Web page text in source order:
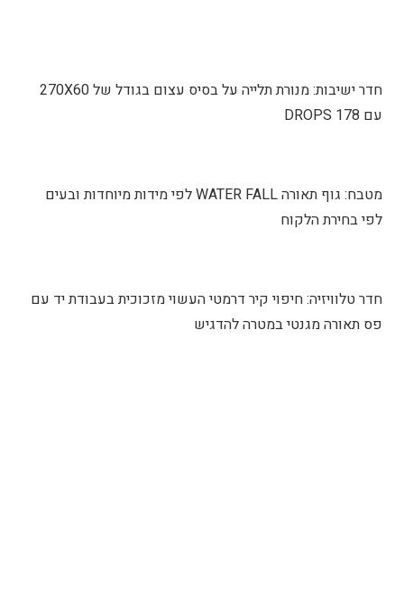
חדר ישיבות: מנורת תלייה על בסיס עצום בגודל של 270X60
עם 178 DROPS
מטבח: גוף תאורה WATER FALL לפי מידות מיוחדות ובעים
לפי בחירת הלקוח
חדר טלוויזיה: חיפוי קיר דרמטי העשוי מזכוכית בעבודת יד עם
פס תאורה מגנטי במטרה להדגיש